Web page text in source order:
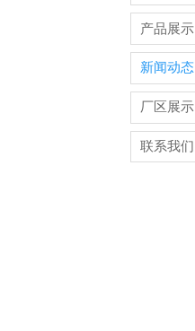
产品展示
新闻动态
厂区展示
联系我们